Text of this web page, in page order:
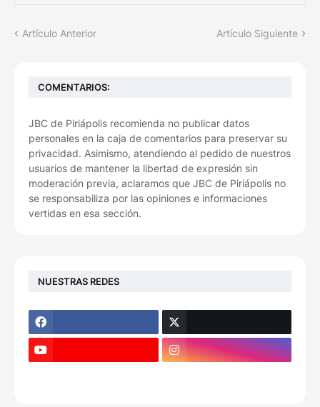
Artículo Anterior Artículo Siguiente
COMENTARIOS:
JBC de Piriápolis recomienda no publicar datos
personales en la caja de comentarios para preservar su
privacidad. Asimismo, atendiendo al pedido de nuestros
usuarios de mantener la libertad de expresión sin
moderación previa, aclaramos que JBC de Piriápolis no
se responsabiliza por las opiniones e informaciones
vertidas en esa sección.
NUESTRAS REDES